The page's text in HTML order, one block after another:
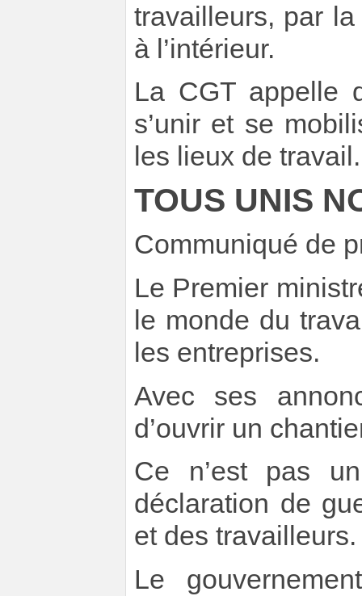
travailleurs, par la
à l’intérieur.
La CGT appelle
s’unir et se
les lieux de travail.
TOUS UNIS
Communiqué de
Le Premier
le monde du
les entreprises.
Avec ses
d’ouvrir un
Ce n’est pas
déclaration de
et des travailleurs.
Le